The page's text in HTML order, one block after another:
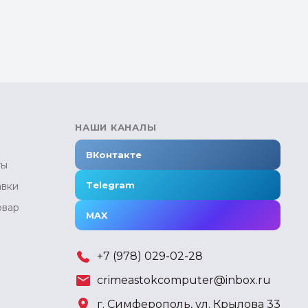
НАШИ КАНАЛЫ
ВКонтакте
Telegram
MAX
+7 (978) 029-02-28
crimeastokcomputer@inbox.ru
г. Симферополь, ул. Крылова 33